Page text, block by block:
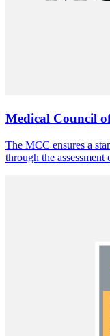
Medical Council
The MCC ensures a
through the